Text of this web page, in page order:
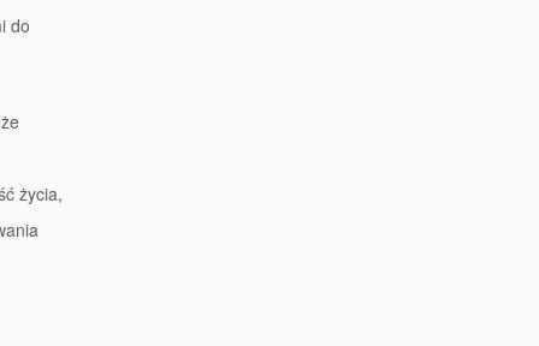
do
życia,